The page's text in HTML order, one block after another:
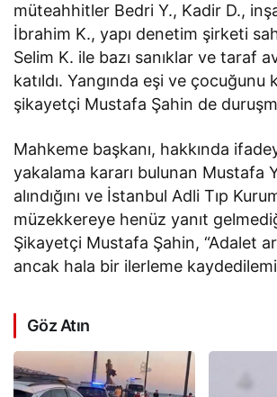
müteahhitler Bedri Y., Kadir D.,
İbrahim K., yapı denetim şirketi
Selim K. ile bazı sanıklar ve taraf
katıldı. Yangında eşi ve çocuğunu
şikayetçi Mustafa Şahin de
Mahkeme başkanı, hakkında
yakalama kararı bulunan Mustafa
alındığını ve İstanbul Adli Tıp
müzekkereye henüz yanıt
Şikayetçi Mustafa Şahin, “Adalet
ancak hala bir ilerleme
Göz Atın